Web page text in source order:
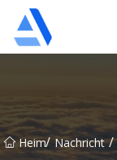
Heim/ Nachricht /